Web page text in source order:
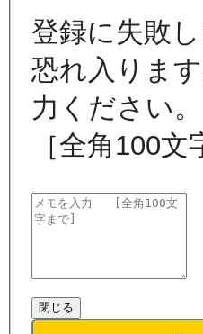
登録に失敗し
恐れ入りま
力ください。
［全角100文
閉じる